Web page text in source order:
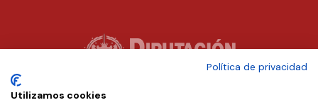
Política de privacidad
Utilizamos cookies